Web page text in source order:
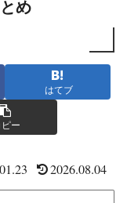
め
はてブ
ピー
2026.08.04